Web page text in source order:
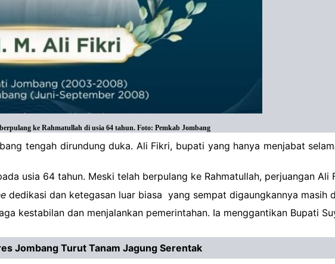
ke Rahmatullah di usia 64 tahun. Foto: Pemkab Jombang
tengah dirundung duka. Ali Fikri, bupati yang hanya menjabat
usia 64 tahun. Meski telah berpulang ke Rahmatullah, perjuangan Ali
dedikasi dan ketegasan luar biasa yang sempat digaungkannya masih
kestabilan dan menjalankan pemerintahan. Ia menggantikan Bupati
Jombang Turut Tanam Jagung Serentak